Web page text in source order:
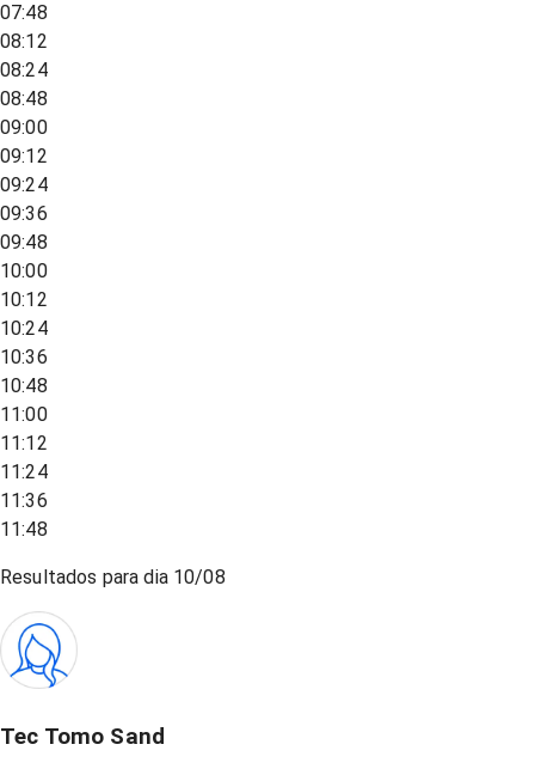
07:48
08:12
08:24
08:48
09:00
09:12
09:24
09:36
09:48
10:00
10:12
10:24
10:36
10:48
11:00
11:12
11:24
11:36
11:48
Resultados para dia 10/08
Tec Tomo Sand